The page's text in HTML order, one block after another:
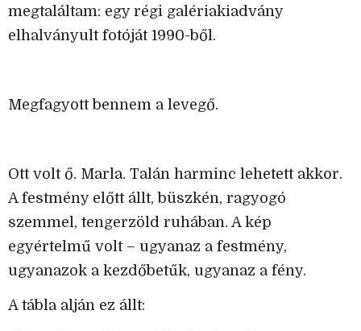
megtaláltam: egy régi galériakiadvány
elhalványult fotóját 1990-ből.
Megfagyott bennem a levegő.
Ott volt ő. Marla. Talán harminc lehetett akkor.
A festmény előtt állt, büszkén, ragyogó
szemmel, tengerzöld ruhában. A kép
egyértelmű volt – ugyanaz a festmény,
ugyanazok a kezdőbetűk, ugyanaz a fény.
A tábla alján ez állt: